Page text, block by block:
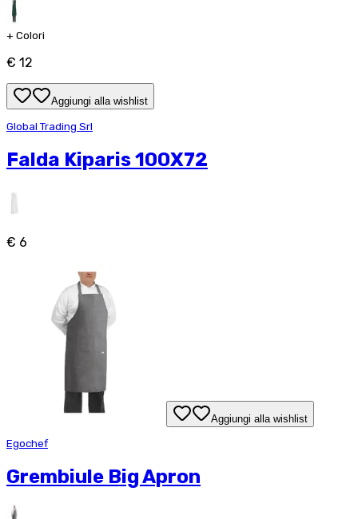
+ Colori
€ 12
Aggiungi alla wishlist
Global Trading Srl
Falda Kiparis 100X72
€ 6
Aggiungi alla wishlist
Egochef
Grembiule Big Apron